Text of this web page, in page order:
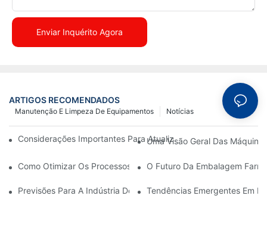
Enviar Inquérito Agora
ARTIGOS RECOMENDADOS
Notícias
Manutenção E Limpeza De Equipamentos
Considerações Importantes Para Atualizar Máquinas De
Uma Visão Geral Das
Como Otimizar Os Processos De Produção Com Manutenção
O Futuro Da Embalagem
Previsões Para A Indústria De Embalagens Farmacêuticas Na
Tendências Emergentes Em